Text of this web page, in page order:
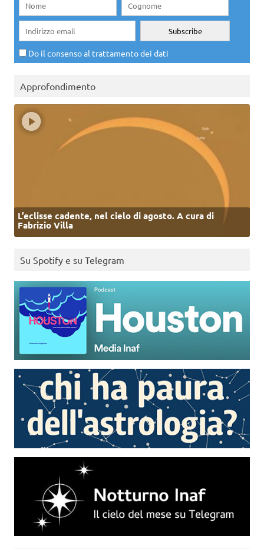
Do il consenso al trattamento dei dati
Approfondimento
L’eclisse cadente, nel cielo di agosto. A cura di
Fabrizio Villa
Su Spotify e su Telegram